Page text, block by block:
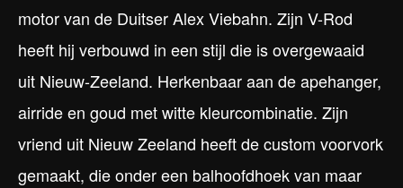
motor van de Duitser Alex Viebahn. Zijn V-Rod
heeft hij verbouwd in een stijl die is overgewaaid
uit Nieuw-Zeeland. Herkenbaar aan de apehanger,
airride en goud met witte kleurcombinatie. Zijn
vriend uit Nieuw Zeeland heeft de custom voorvork
gemaakt, die onder een balhoofdhoek van maar